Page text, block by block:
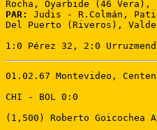
PAR:
Judis - R.Colmán,
Del Puerto (Riveros),
1:0 Pérez 32, 2:0
01.02.67 Montevideo,
CHI - BOL 0:0
(1,500) Roberto Goicochea